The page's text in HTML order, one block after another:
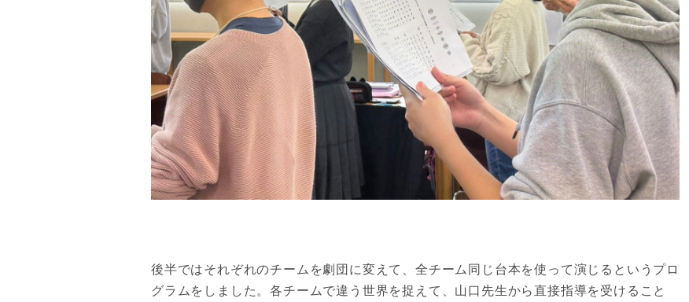
後半ではそれぞれのチームを劇団に変えて、全チーム同じ台本を使って演じるというプロ
グラムをしました。各チームで違う世界を捉えて、山口先生から直接指導を受けること